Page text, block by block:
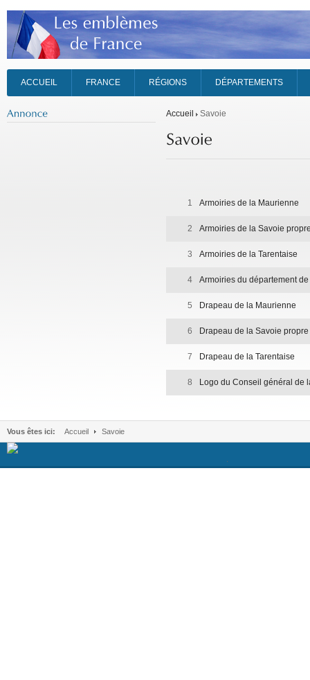
ACCUEIL FRANCE RÉGIONS DÉPARTEMENTS
Accueil Savoie
1 Armoiries de la Maurienne
2 Armoiries de la Savoie
3 Armoiries de la Tarentaise
4 Armoiries du département
5 Drapeau de la Maurienne
6 Drapeau de la Savoie propre
7 Drapeau de la Tarentaise
8 Logo du Conseil général de
Vous êtes ici: Accueil Savoie